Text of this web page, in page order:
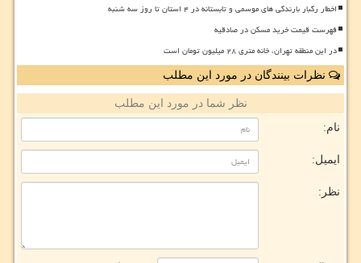
اخطار رگبار بارندگی های موسمی و تابستانه در ۴ استان تا روز سه شنبه
فهرست قیمت خرید مسکن در صادقیه
در این منطقه تهران، خانه متری ۲۸ میلیون تومان است
نظرات بینندگان در مورد این مطلب
نظر شما در مورد این مطلب
نام:
ایمیل:
نظر: